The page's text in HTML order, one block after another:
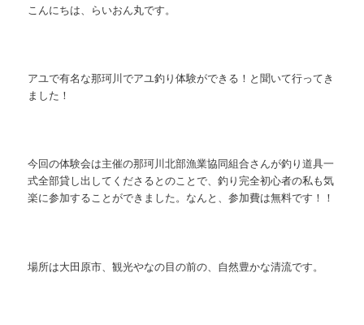
こんにちは、らいおん丸です。
アユで有名な那珂川でアユ釣り体験ができる！と聞いて行ってき
ました！
今回の体験会は主催の那珂川北部漁業協同組合さんが釣り道具一
式全部貸し出してくださるとのことで、釣り完全初心者の私も気
楽に参加することができました。なんと、参加費は無料です！！
場所は大田原市、観光やなの目の前の、自然豊かな清流です。